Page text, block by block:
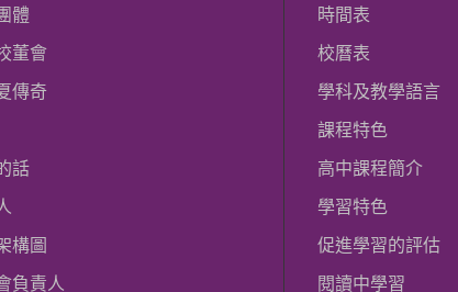
體
董會
傳奇
話
構圖
負責人
時間表
校曆表
學科及教學語言
課程特色
高中課程簡介
學習特色
促進學習的評估
閱讀中學習